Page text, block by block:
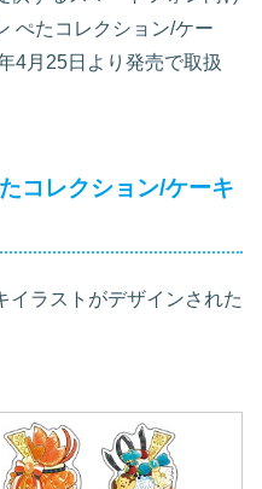
ぺたコレクション/ケー
4月25日より発売で取扱
コレクション/ケーキ
イラストがデザインされた